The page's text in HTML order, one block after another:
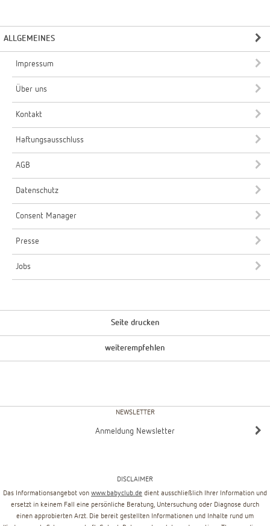
ALLGEMEINES
Impressum
Über uns
Kontakt
Haftungsausschluss
AGB
Datenschutz
Consent Manager
Presse
Jobs
Seite drucken
weiterempfehlen
NEWSLETTER
Anmeldung Newsletter
DISCLAIMER
Das Informationsangebot von www.babyclub.de dient ausschließlich Ihrer Information und
ersetzt in keinem Fall eine persönliche Beratung, Untersuchung oder Diagnose durch
einen approbierten Arzt. Die bereit gestellten Informationen und Inhalte rund um